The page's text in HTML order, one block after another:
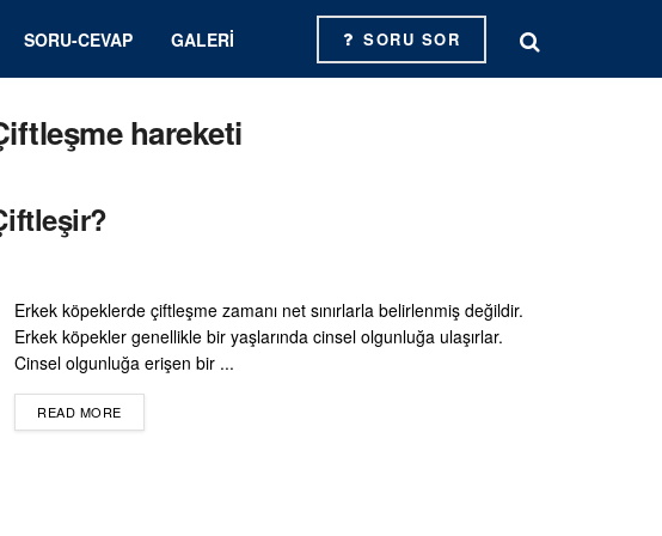
SORU-CEVAP GALERI SORU SOR
hareketi
Erkek köpeklerde çiftleşme zamanı net sınırlarla belirlenmiş değildir.
Erkek köpekler genellikle bir yaşlarında cinsel olgunluğa ulaşırlar.
Cinsel olgunluğa erişen bir ...
READ MOREDETAILS